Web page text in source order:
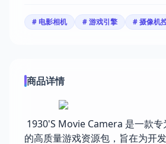
# 电影相机 # 游戏引擎 # 摄像机
商品详情
1930'S Movie Camera 是一款
的高质量游戏资源包，旨在为开